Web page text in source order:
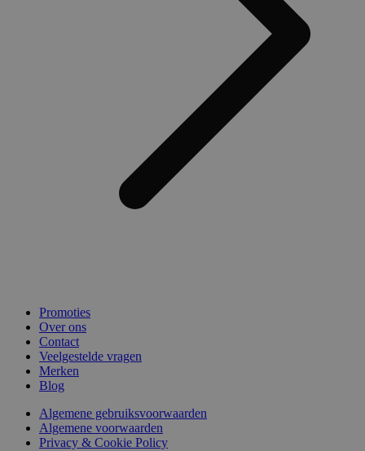
Promoties
Over ons
Contact
Veelgestelde vragen
Merken
Blog
Algemene gebruiksvoorwaarden
Algemene voorwaarden
Privacy & Cookie Policy